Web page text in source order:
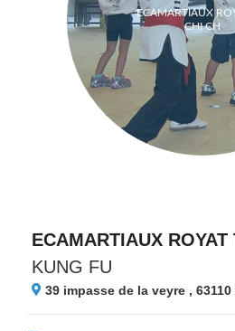
ECAMARTIAUX
CHI CH
ECAMARTIAUX ROYAT
KUNG FU
39 impasse de la veyre , 63110